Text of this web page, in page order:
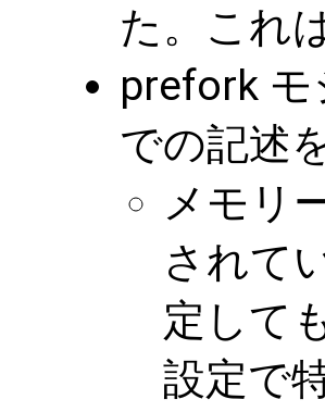
た。これ
prefork
での記述
メモリ
されて
定して
設定で